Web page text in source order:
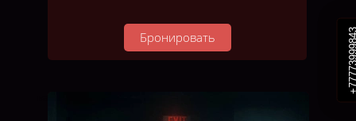
Бронировать